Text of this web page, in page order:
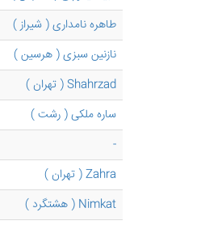
طاهره نامداری ( شیراز )
نازنین سبزی ( هرسین )
Shahrzad ( تهران )
ساره ملکی ( رشت )
-
Zahra ( تهران )
Nimkat ( هشتگرد )